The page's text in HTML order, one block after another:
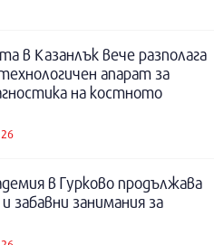
в Казанлък вече разполага
апарат за
на костното
в Гурково продължава
забавни занимания за